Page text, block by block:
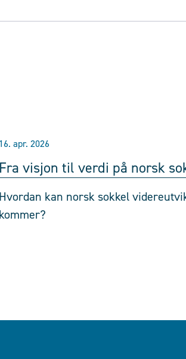
16. apr. 2026
Fra visjon til verdi på norsk
Hvordan kan norsk sokkel
kommer?